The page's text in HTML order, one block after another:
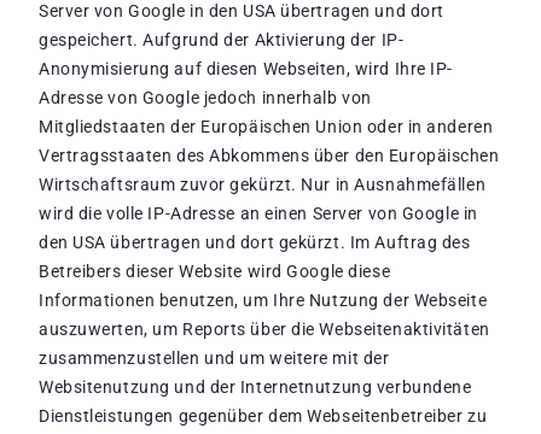
Server von Google in den USA übertragen und dort
gespeichert. Aufgrund der Aktivierung der IP-
Anonymisierung auf diesen Webseiten, wird Ihre IP-
Adresse von Google jedoch innerhalb von
Mitgliedstaaten der Europäischen Union oder in anderen
Vertragsstaaten des Abkommens über den Europäischen
Wirtschaftsraum zuvor gekürzt. Nur in Ausnahmefällen
wird die volle IP-Adresse an einen Server von Google in
den USA übertragen und dort gekürzt. Im Auftrag des
Betreibers dieser Website wird Google diese
Informationen benutzen, um Ihre Nutzung der Webseite
auszuwerten, um Reports über die Webseitenaktivitäten
zusammenzustellen und um weitere mit der
Websitenutzung und der Internetnutzung verbundene
Dienstleistungen gegenüber dem Webseitenbetreiber zu